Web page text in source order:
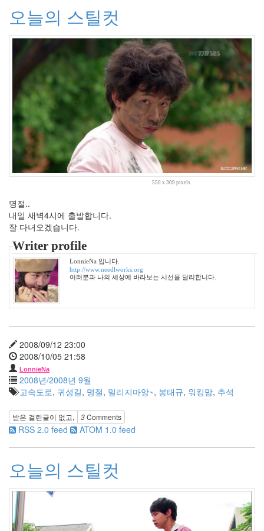
오늘의 스틸컷
550 x 309 pixels
명절..
내일 새벽4시에 출발합니다.
잘 다녀오겠습니다.
Writer profile
LonnieNa 입니다.
http://www.needlworks.org
여러분과 나의 세상에 바라보는 시선을 달리합니다.
2008/09/12 23:00
2008/10/05 21:58
LonnieNa
2008년/2008년 9월
고속도로, 귀성길, 명절, 밀리지마앙~, 봉태규, 워킹맘, 추석
받은 걸린글이 없고, 3Comments
RSS 2.0 feed ATOM 1.0 feed
오늘의 스틸컷
년
월
월
0
2019
년
1
2020
년
년
8
느
낌
88
원
하
고
원
하
는
시
네
마
스
토
22
나
리
는
음
악
41
스